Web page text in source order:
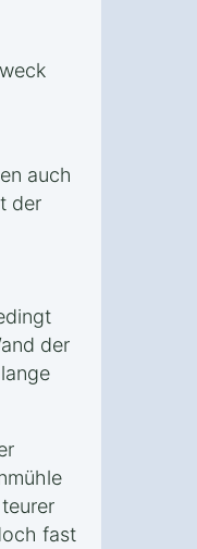
auch
der
der
fast